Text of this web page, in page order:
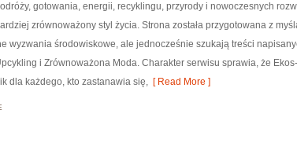
gotowania, energii, recyklingu, przyrody i nowoczesnych
zrównoważony styl życia. Strona została przygotowana z
wyzwania środowiskowe, ale jednocześnie szukają treści
i Zrównoważona Moda. Charakter serwisu sprawia, że
dla każdego, kto zastanawia się, [ Read More ]